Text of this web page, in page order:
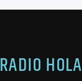
RADIO HOLA